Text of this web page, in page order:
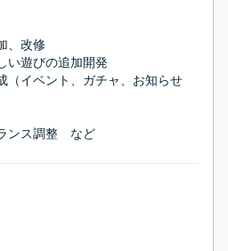
、改修
い遊びの追加開発
（イベント、ガチャ、お知らせ
ンス調整　など